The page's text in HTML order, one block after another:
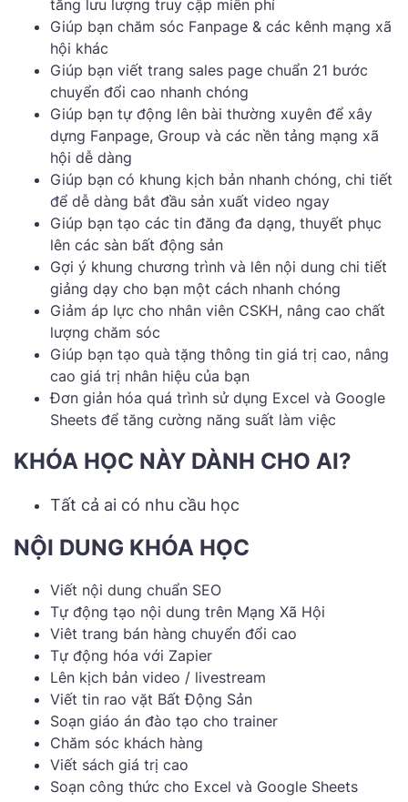
tăng lưu lượng truy cập miễn phí
Giúp bạn chăm sóc Fanpage & các kênh mạng xã
hội khác
Giúp bạn viết trang sales page chuẩn 21 bước
chuyển đổi cao nhanh chóng
Giúp bạn tự động lên bài thường xuyên để xây
dựng Fanpage, Group và các nền tảng mạng xã
hội dễ dàng
Giúp bạn có khung kịch bản nhanh chóng, chi tiết
để dễ dàng bắt đầu sản xuất video ngay
Giúp bạn tạo các tin đăng đa dạng, thuyết phục
lên các sàn bất động sản
Gợi ý khung chương trình và lên nội dung chi tiết
giảng dạy cho bạn một cách nhanh chóng
Giảm áp lực cho nhân viên CSKH, nâng cao chất
lượng chăm sóc
Giúp bạn tạo quà tặng thông tin giá trị cao, nâng
cao giá trị nhân hiệu của bạn
Đơn giản hóa quá trình sử dụng Excel và Google
Sheets để tăng cường năng suất làm việc
KHÓA HỌC NÀY DÀNH CHO AI?
Tất cả ai có nhu cầu học
NỘI DUNG KHÓA HỌC
Viết nội dung chuẩn SEO
Tự động tạo nội dung trên Mạng Xã Hội
Viêt trang bán hàng chuyển đổi cao
Tự động hóa với Zapier
Lên kịch bản video / livestream
Viết tin rao vặt Bất Động Sản
Soạn giáo án đào tạo cho trainer
Chăm sóc khách hàng
Viết sách giá trị cao
Soạn công thức cho Excel và Google Sheets